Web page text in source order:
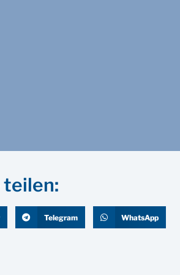
teilen:
Telegram WhatsApp